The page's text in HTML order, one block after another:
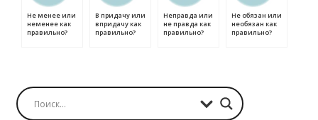
Не менее или
неменее как
правильно?
В придачу или
впридачу как
правильно?
Неправда или
не правда как
правильно?
Не обязан или
необязан как
правильно?